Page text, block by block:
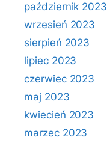
październik 2023
wrzesień 2023
sierpień 2023
lipiec 2023
czerwiec 2023
maj 2023
kwiecień 2023
marzec 2023